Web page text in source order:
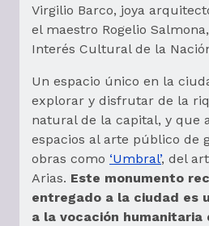
Virgilio Barco, joya
el maestro Rogelio
Interés Cultural de la
Un espacio único en la
explorar y disfrutar de la
natural de la capital, y que
espacios al arte público de
obras como ‘Umbral’, del
Arias. Este monumento
entregado a la ciudad es
a la vocación humanitaria